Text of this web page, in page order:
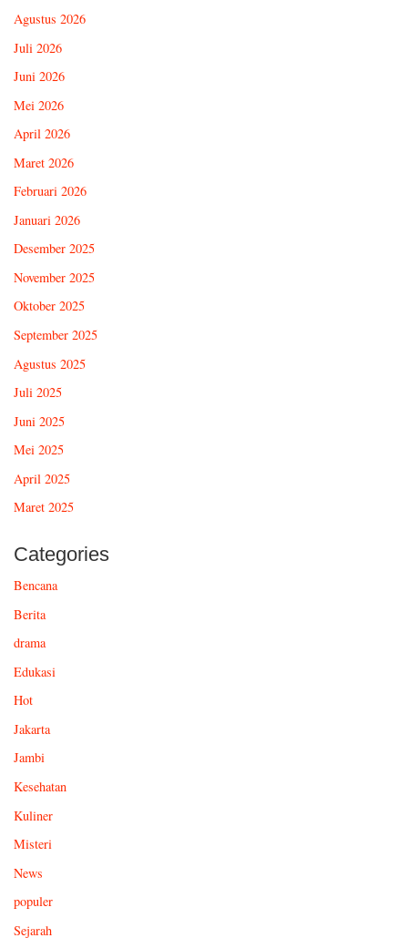
Agustus 2026
Juli 2026
Juni 2026
Mei 2026
April 2026
Maret 2026
Februari 2026
Januari 2026
Desember 2025
November 2025
Oktober 2025
September 2025
Agustus 2025
Juli 2025
Juni 2025
Mei 2025
April 2025
Maret 2025
Categories
Bencana
Berita
drama
Edukasi
Hot
Jakarta
Jambi
Kesehatan
Kuliner
Misteri
News
populer
Sejarah